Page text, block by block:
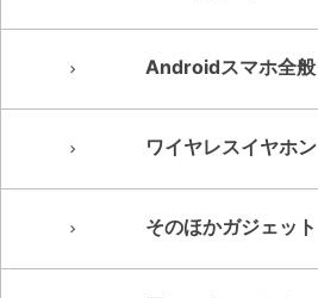
Androidスマホ全般
ワイヤレスイヤホン
そのほかガジェット